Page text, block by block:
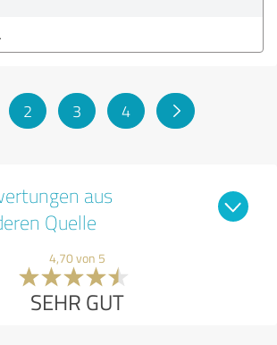
2 3 4
aus
Quelle
4,70 von 5
SEHR GUT